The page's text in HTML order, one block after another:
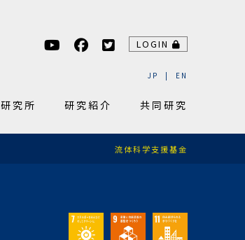
LOGIN
EN
JP
研究所 研究紹介 共同研究
流体科学支援基金